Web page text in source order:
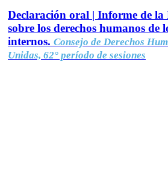
Declaración oral | Informe de la
sobre los derechos humanos de
internos. Consejo de Derechos
Unidas, 62° período de sesiones